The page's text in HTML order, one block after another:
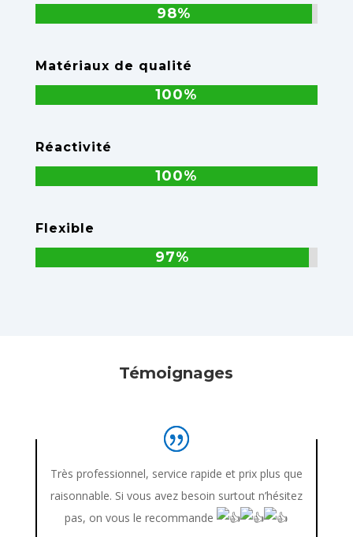
98%
98%
Matériaux de qualité
100%
100%
Réactivité
100%
100%
Flexible
97%
97%
Témoignages
Très professionnel, service rapide et prix plus que
raisonnable. Si vous avez besoin surtout n’hésitez
pas, on vous le recommande